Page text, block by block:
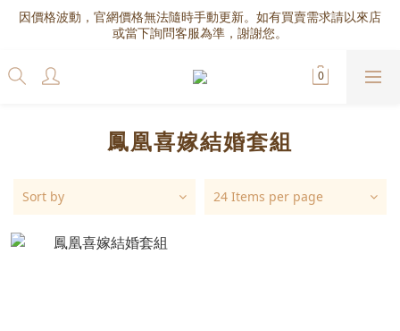
因價格波動，官網價格無法隨時手動更新。如有買賣需求請以來店
或當下詢問客服為準，謝謝您。
鳳凰喜嫁結婚套組
Sort by 24 Items per page